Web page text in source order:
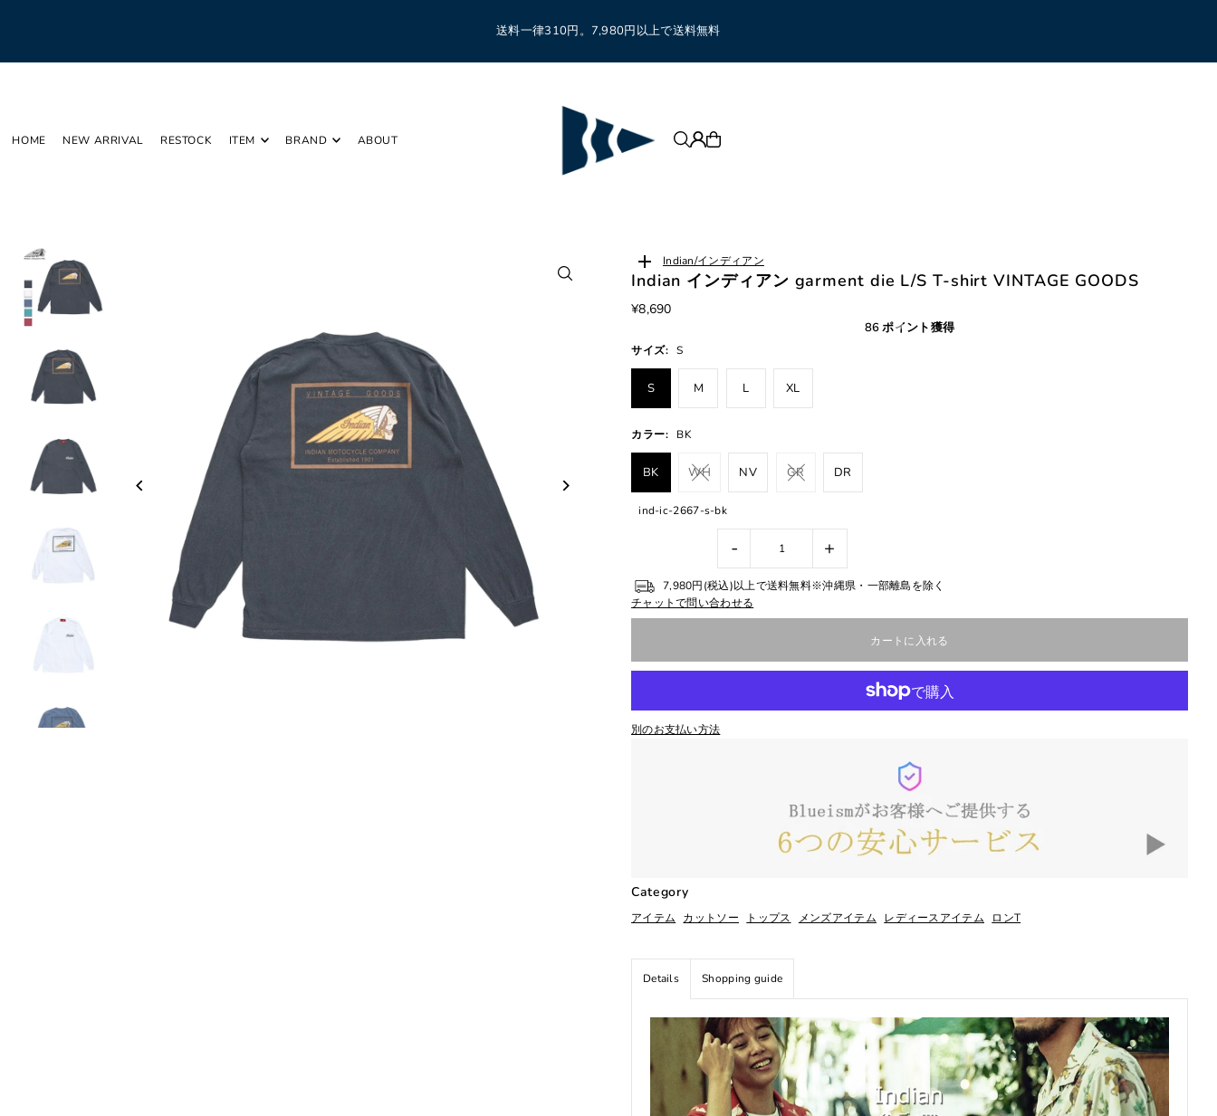
送料一律310円。7,980円以上で送料無料
HOME NEW ARRIVAL RESTOCK ITEM BRAND ABOUT
Indian/インディアン
Indian インディアン garment die L/S T-shirt VINTAGE GOODS
¥8,690
86 ポイント獲得
サイズ: S
S M L XL
カラー: BK
BK WH NV GR DR
ind-ic-2667-s-bk
- +
7,980円(税込)以上で送料無料※沖縄県・一部離島を除く
チャットで問い合わせる
別のお支払い方法
Category
アイテム カットソー トップス メンズアイテム レディースアイテム ロンT
Details Shopping guide